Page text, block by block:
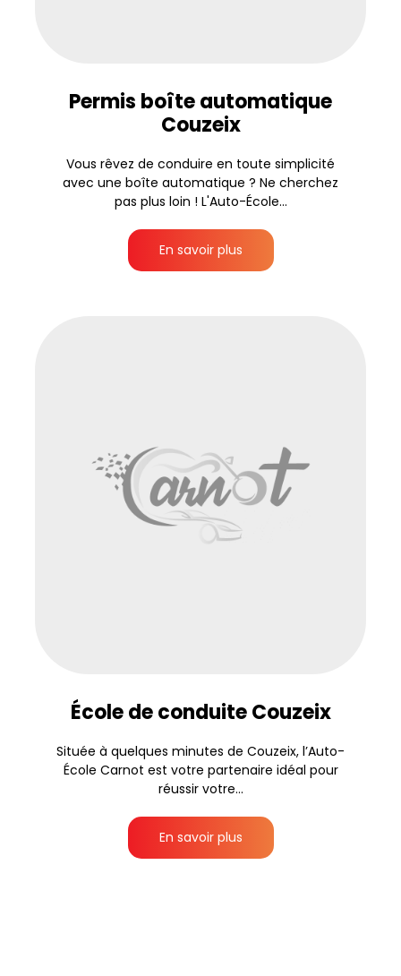
Permis boîte automatique
Couzeix
Vous rêvez de conduire en toute simplicité
avec une boîte automatique ? Ne cherchez
pas plus loin ! L'Auto-École...
En savoir plus
École de conduite Couzeix
Située à quelques minutes de Couzeix, l’Auto-
École Carnot est votre partenaire idéal pour
réussir votre...
En savoir plus